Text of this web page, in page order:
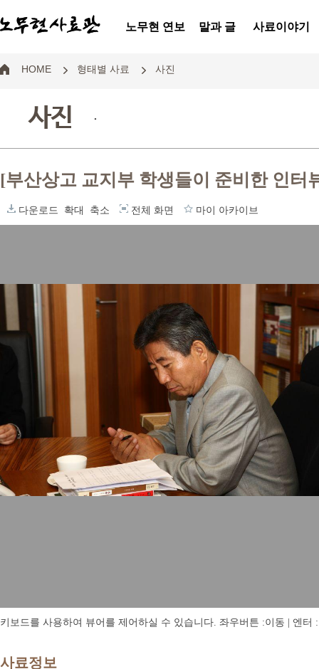
노무현 연보 말과 글 사료이야기
HOME 형태별 사료 사진
사진 .
[부산상고 교지부 학생들이 준비한 인터
다운로드 확대 축소 전체 화면 마이 아카이브
키보드를 사용하여 뷰어를 제어하실 수 있습니다. 좌우버튼 :이동 | 엔터
사료정보